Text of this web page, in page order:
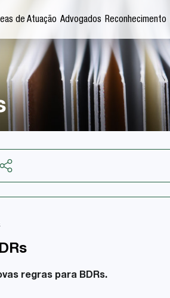
de Atuação Advogados Reconhecimento
regras para BDRs.